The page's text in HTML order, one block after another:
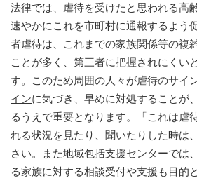
法律では、虐待を受けたと思われる高
速やかにこれを市町村に通報するよう
者虐待は、これまでの家族関係等の複
ことが多く、第三者に把握されにくい
す。このため周囲の人々が虐待のサイ
インに気づき、早めに対処することが
るうえで重要となります。「これは虐
れる状況を見たり、聞いたりした時は
さい。また地域包括支援センターでは
る家族に対する相談受付や支援も目的